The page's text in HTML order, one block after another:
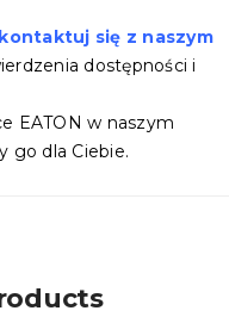
się z naszym
dostępności i
EATON w naszym
go dla Ciebie.